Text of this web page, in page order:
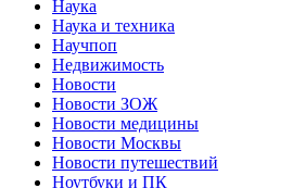
Наука
Наука и техника
Научпоп
Недвижимость
Новости
Новости ЗОЖ
Новости медицины
Новости Москвы
Новости путешествий
Ноутбуки и ПК